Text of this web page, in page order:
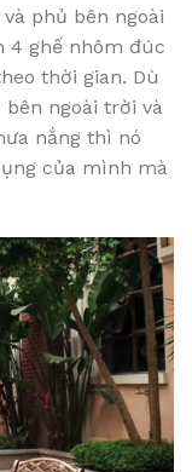
phủ bên ngoài
4 ghế nhôm đúc
thời gian. Dù
bên ngoài trời và
nắng thì nó
của mình mà